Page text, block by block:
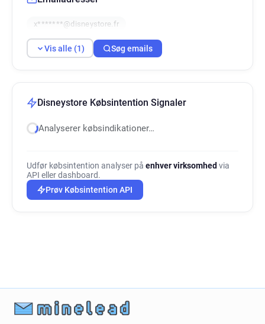
x*******@disneystore.fr
Vis alle (1) Søg emails
Disneystore Købsintention Signaler
Analyserer købsindikationer…
Udfør købsintention analyser på enhver virksomhed via
API eller dashboard.
Prøv Købsintention API